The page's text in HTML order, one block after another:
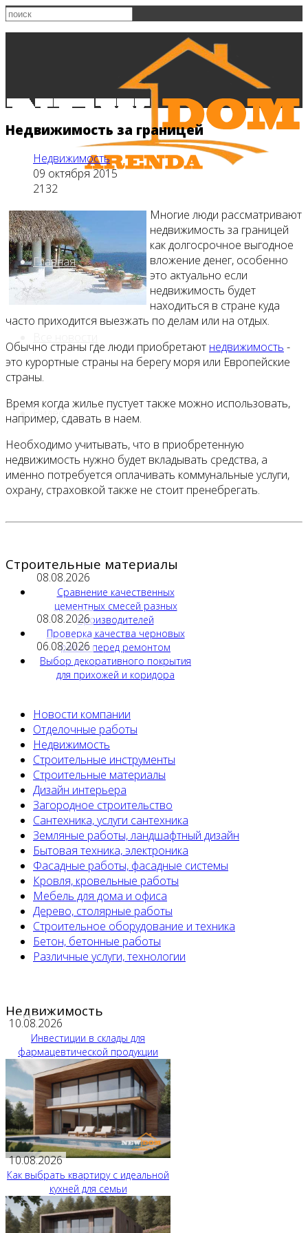
Главная
Видео
Недвижимость за границей
Недвижимость
09 октября 2015
2132
Многие люди рассматривают
недвижимость за границей
как долгосрочное выгодное
вложение денег, особенно
это актуально если
недвижимость будет
находиться в стране куда
часто приходится выезжать по делам или на отдых.
Обычно страны где люди приобретают недвижимость -
это курортные страны на берегу моря или Европейские
страны.
Время когда жилье пустует также можно использовать,
например, сдавать в наем.
Необходимо учитывать, что в приобретенную
недвижимость нужно будет вкладывать средства, а
именно потребуется оплачивать коммунальные услуги,
охрану, страховкой также не стоит пренебрегать.
Строительные материалы
08.08.2026
Сравнение качественных
цементных смесей разных
производителей
08.08.2026
Проверка качества черновых
работ перед ремонтом
06.08.2026
Выбор декоративного покрытия
для прихожей и коридора
Новости компании
Отделочные работы
Недвижимость
Строительные инструменты
Строительные материалы
Дизайн интерьера
Загородное строительство
Сантехника, услуги сантехника
Земляные работы, ландшафтный дизайн
Бытовая техника, электроника
Фасадные работы, фасадные системы
Кровля, кровельные работы
Мебель для дома и офиса
Дерево, столярные работы
Строительное оборудование и техника
Бетон, бетонные работы
Различные услуги, технологии
Недвижимость
10.08.2026
Инвестиции в склады для
фармацевтической продукции
10.08.2026
Как выбрать квартиру с идеальной
кухней для семьи